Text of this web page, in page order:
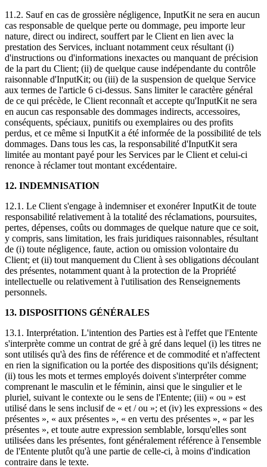
11.2. Sauf en cas de grossière négligence, InputKit ne sera en aucun
cas responsable de quelque perte ou dommage, peu importe leur
nature, direct ou indirect, souffert par le Client en lien avec la
prestation des Services, incluant notamment ceux résultant (i)
d'instructions ou d'informations inexactes ou manquant de précision
de la part du Client; (ii) de quelque cause indépendante du contrôle
raisonnable d'InputKit; ou (iii) de la suspension de quelque Service
aux termes de l'article 6 ci-dessus. Sans limiter le caractère général
de ce qui précède, le Client reconnaît et accepte qu'InputKit ne sera
en aucun cas responsable des dommages indirects, accessoires,
conséquents, spéciaux, punitifs ou exemplaires ou des profits
perdus, et ce même si InputKit a été informée de la possibilité de tels
dommages. Dans tous les cas, la responsabilité d'InputKit sera
limitée au montant payé pour les Services par le Client et celui-ci
renonce à réclamer tout montant excédentaire.
12. INDEMNISATION
12.1. Le Client s'engage à indemniser et exonérer InputKit de toute
responsabilité relativement à la totalité des réclamations, poursuites,
pertes, dépenses, coûts ou dommages de quelque nature que ce soit,
y compris, sans limitation, les frais juridiques raisonnables, résultant
de (i) toute négligence, faute, action ou omission volontaire du
Client; et (ii) tout manquement du Client à ses obligations découlant
des présentes, notamment quant à la protection de la Propriété
intellectuelle ou relativement à l'utilisation des Renseignements
personnels.
13. DISPOSITIONS GÉNÉRALES
13.1. Interprétation. L'intention des Parties est à l'effet que l'Entente
s'interprète comme un contrat de gré à gré dans lequel (i) les titres ne
sont utilisés qu'à des fins de référence et de commodité et n'affectent
en rien la signification ou la portée des dispositions qu'ils désignent;
(ii) tous les mots et termes employés doivent s'interpréter comme
comprenant le masculin et le féminin, ainsi que le singulier et le
pluriel, suivant le contexte ou le sens de l'Entente; (iii) « ou » est
utilisé dans le sens inclusif de « et / ou »; et (iv) les expressions « des
présentes », « aux présentes », « en vertu des présentes », « par les
présentes », et toute autre expression semblable, lorsqu'elles sont
utilisées dans les présentes, font généralement référence à l'ensemble
de l'Entente plutôt qu'à une partie de celle-ci, à moins d'indication
contraire dans le texte.